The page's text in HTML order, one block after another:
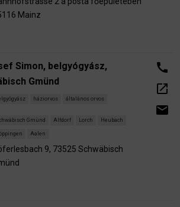
Mainz
Simon, belgyógyász,
Gmünd
háziorvos általános orvos
Gmünd Alfdorf Lorch Heubach
Aalen
9, 73525 Schwäbisch
call
open_in_new
email